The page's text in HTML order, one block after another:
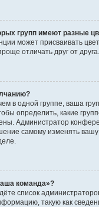
групп имеют разные
может присваивать
отличать друг от друга.
в одной группе, ваша
определить, какие
Администратор
самому изменять вашу
команда»?
список
такую как